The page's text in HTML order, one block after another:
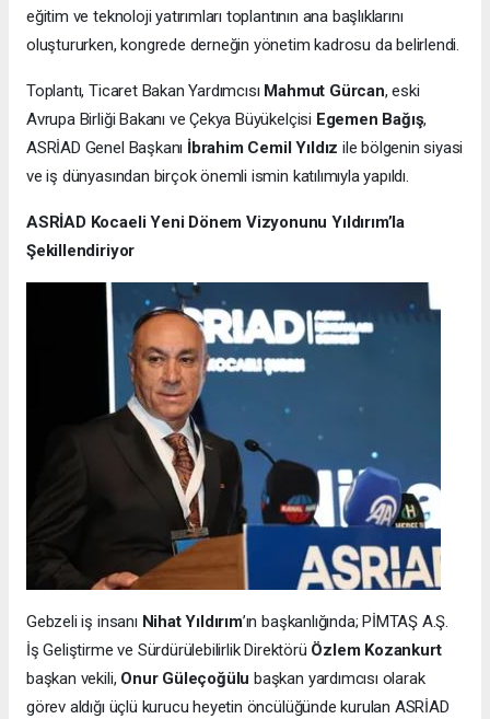
eğitim ve teknoloji yatırımları toplantının ana başlıklarını
oluştururken, kongrede derneğin yönetim kadrosu da belirlendi.
Toplantı, Ticaret Bakan Yardımcısı Mahmut Gürcan, eski
Avrupa Birliği Bakanı ve Çekya Büyükelçisi Egemen Bağış,
ASRİAD Genel Başkanı İbrahim Cemil Yıldız ile bölgenin siyasi
ve iş dünyasından birçok önemli ismin katılımıyla yapıldı.
ASRİAD Kocaeli Yeni Dönem Vizyonunu Yıldırım’la
Şekillendiriyor
Gebzeli iş insanı Nihat Yıldırım’ın başkanlığında; PİMTAŞ A.Ş.
İş Geliştirme ve Sürdürülebilirlik Direktörü Özlem Kozankurt
başkan vekili, Onur Güleçoğülu başkan yardımcısı olarak
görev aldığı üçlü kurucu heyetin öncülüğünde kurulan ASRİAD